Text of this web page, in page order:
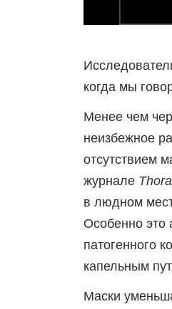
когда мы
Менее чем
неизбежное
отсутствием
журнале
в людном
Особенно это
патогенного
капельным
Маски